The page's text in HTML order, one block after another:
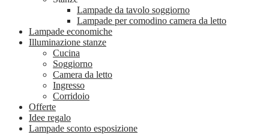
Lampade da tavolo soggiorno
Lampade per comodino camera da letto
Lampade economiche
Illuminazione stanze
Cucina
Soggiorno
Camera da letto
Ingresso
Corridoio
Offerte
Idee regalo
Lampade sconto esposizione